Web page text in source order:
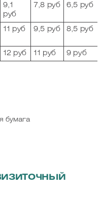
9,1
руб
7,8 руб 6,5 руб
11 руб 9,5 руб 8,5 руб
12 руб 11 руб 9 руб
бумага